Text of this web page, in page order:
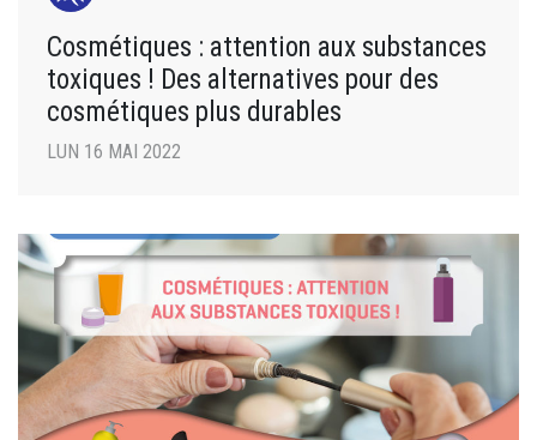
Cosmétiques : attention aux substances
toxiques ! Des alternatives pour des
cosmétiques plus durables
LUN 16 MAI 2022